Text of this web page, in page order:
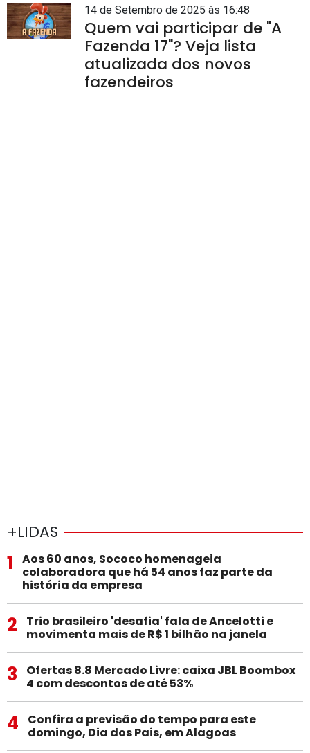
14 de Setembro de 2025 às 16:48
Quem vai participar de "A
Fazenda 17"? Veja lista
atualizada dos novos
fazendeiros
+LIDAS
1
Aos 60 anos, Sococo homenageia
colaboradora que há 54 anos faz parte da
história da empresa
2
Trio brasileiro 'desafia' fala de Ancelotti e
movimenta mais de R$ 1 bilhão na janela
3
Ofertas 8.8 Mercado Livre: caixa JBL Boombox
4 com descontos de até 53%
4
Confira a previsão do tempo para este
domingo, Dia dos Pais, em Alagoas